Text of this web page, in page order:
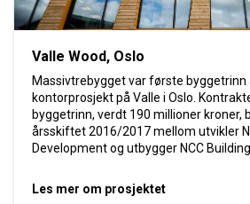
Valle Wood, Oslo
Massivtrebygget var første byggetrinn
kontorprosjekt på Valle i Oslo.
byggetrinn, verdt 190 millioner kroner,
årsskiftet 2016/2017 mellom utvikler
Development og utbygger NCC Building.
Les mer om prosjektet